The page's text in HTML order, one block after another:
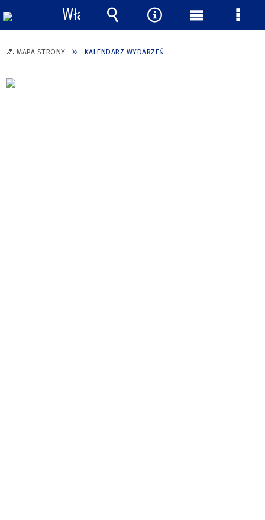
MAPA STRONY KALENDARZ WYDARZEŃ
Włącz
powiadomienia
Wyszukiwarka
Narzędzia
Menu Menu